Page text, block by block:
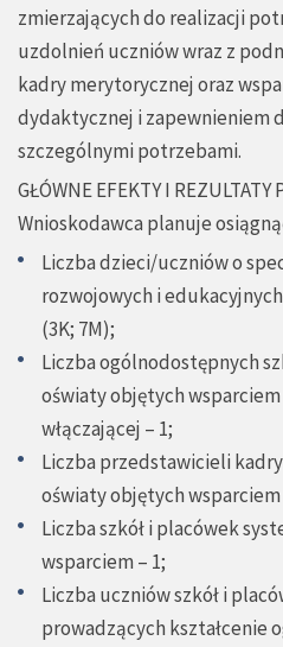
zmierzających do realizacji
uzdolnień uczniów wraz z
kadry merytorycznej oraz
dydaktycznej i zapewnieniem
szczególnymi potrzebami.
GŁÓWNE EFEKTY I
Wnioskodawca planuje
Liczba dzieci/uczniów o
rozwojowych i
(3K; 7M);
Liczba ogólnodostępnych
oświaty objętych
włączającej – 1;
Liczba przedstawicieli
oświaty objętych wsparciem
Liczba szkół i placówek
wsparciem – 1;
Liczba uczniów szkół i
prowadzących kształcenie